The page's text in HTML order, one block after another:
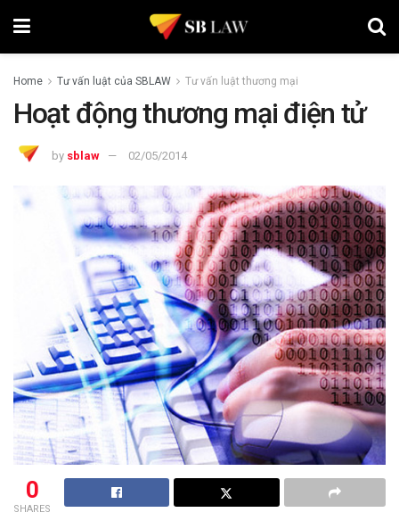
Home Tư vấn luật của SBLAW Tư vấn luật thương mại
Hoạt động thương mại điện tử
by sblaw 02/05/2014
0
SHARES